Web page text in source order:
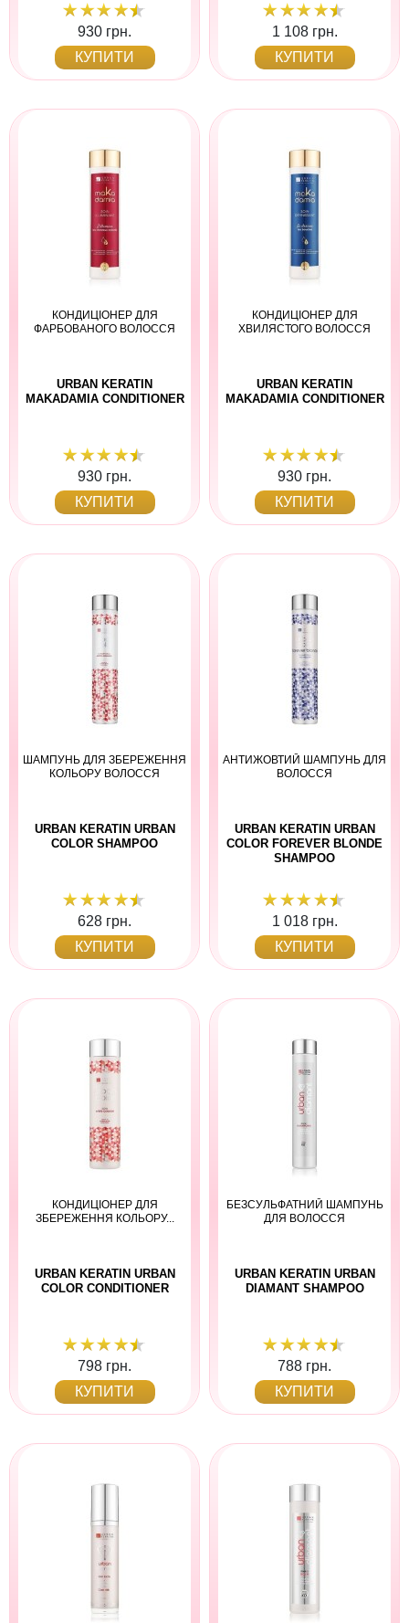
930 грн.
КУПИТИ
1 108 грн.
КУПИТИ
КОНДИЦІОНЕР ДЛЯ
ФАРБОВАНОГО ВОЛОССЯ
URBAN KERATIN
MAKADAMIA CONDITIONER
930 грн.
КУПИТИ
КОНДИЦІОНЕР ДЛЯ
ХВИЛЯСТОГО ВОЛОССЯ
URBAN KERATIN
MAKADAMIA CONDITIONER
930 грн.
КУПИТИ
ШАМПУНЬ ДЛЯ ЗБЕРЕЖЕННЯ
КОЛЬОРУ ВОЛОССЯ
URBAN KERATIN URBAN
COLOR SHAMPOO
628 грн.
КУПИТИ
АНТИЖОВТИЙ ШАМПУНЬ ДЛЯ
ВОЛОССЯ
URBAN KERATIN URBAN
COLOR FOREVER BLONDE
SHAMPOO
1 018 грн.
КУПИТИ
КОНДИЦІОНЕР ДЛЯ
ЗБЕРЕЖЕННЯ КОЛЬОРУ...
URBAN KERATIN URBAN
COLOR CONDITIONER
798 грн.
КУПИТИ
БЕЗСУЛЬФАТНИЙ ШАМПУНЬ
ДЛЯ ВОЛОССЯ
URBAN KERATIN URBAN
DIAMANT SHAMPOO
788 грн.
КУПИТИ